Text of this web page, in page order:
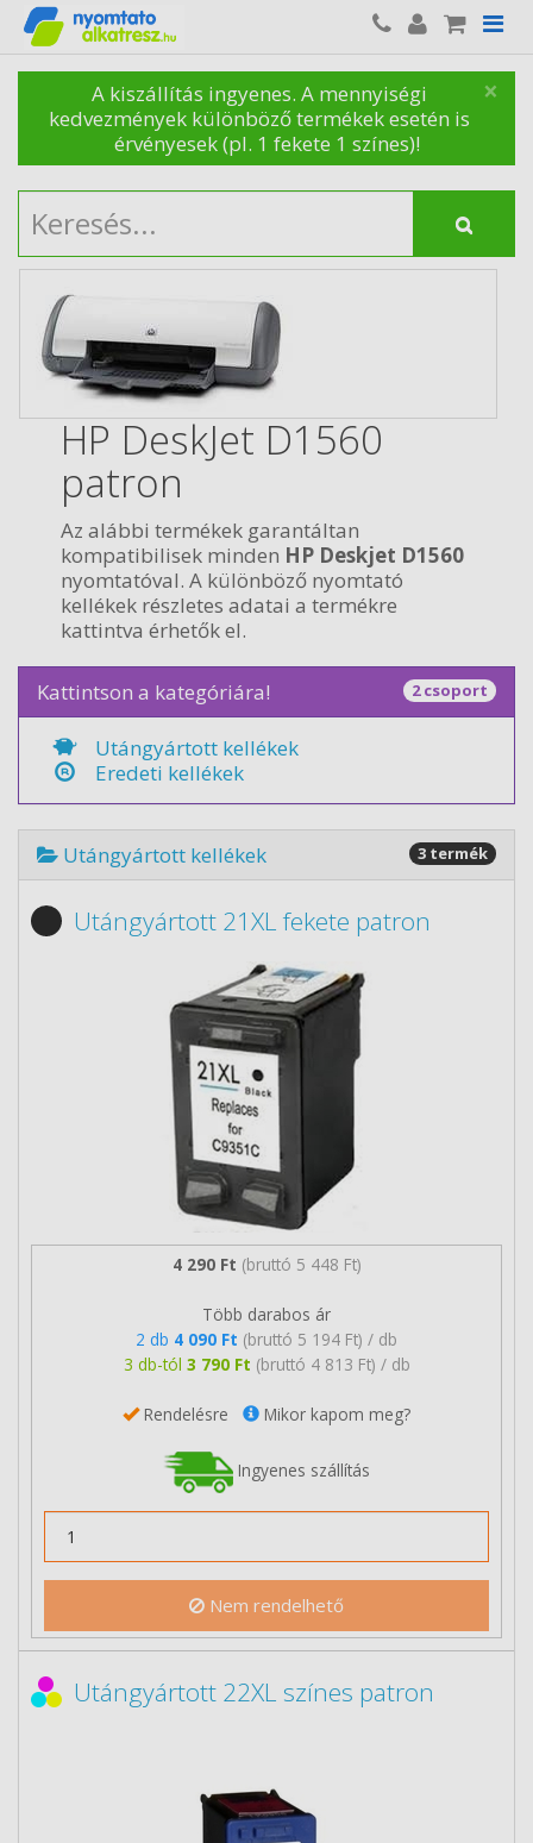
×
A kiszállítás ingyenes. A mennyiségi
kedvezmények különböző termékek esetén is
érvényesek (pl. 1 fekete 1 színes)!
HP DeskJet D1560
patron
Az alábbi termékek garantáltan
kompatibilisek minden HP Deskjet D1560
nyomtatóval. A különböző nyomtató
kellékek részletes adatai a termékre
kattintva érhetők el.
Kattintson a kategóriára! 2 csoport
Utángyártott kellékek
Eredeti kellékek
Utángyártott kellékek 3 termék
Utángyártott 21XL fekete patron
4 290 Ft (bruttó 5 448 Ft)
Több darabos ár
2 db 4 090 Ft (bruttó 5 194 Ft) / db
3 db-tól 3 790 Ft (bruttó 4 813 Ft) / db
Rendelésre Mikor kapom meg?
Ingyenes szállítás
Nem rendelhető
Utángyártott 22XL színes patron